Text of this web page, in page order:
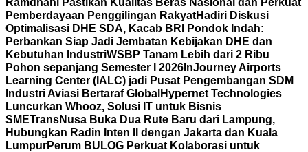
Ramdhani Pastikan Kualitas Beras Nasional dan Perkuat
Pemberdayaan Penggilingan RakyatHadiri Diskusi
Optimalisasi DHE SDA, Kacab BRI Pondok Indah:
Perbankan Siap Jadi Jembatan Kebijakan DHE dan
Kebutuhan IndustriWSBP Tanam Lebih dari 2 Ribu
Pohon sepanjang Semester I 2026 InJourney Airports
Learning Center (IALC) jadi Pusat Pengembangan SDM
Industri Aviasi Bertaraf Global Hypernet Technologies
Luncurkan Whooz, Solusi IT untuk Bisnis
SMETransNusa Buka Dua Rute Baru dari Lampung,
Hubungkan Radin Inten II dengan Jakarta dan Kuala
LumpurPerum BULOG Perkuat Kolaborasi untuk